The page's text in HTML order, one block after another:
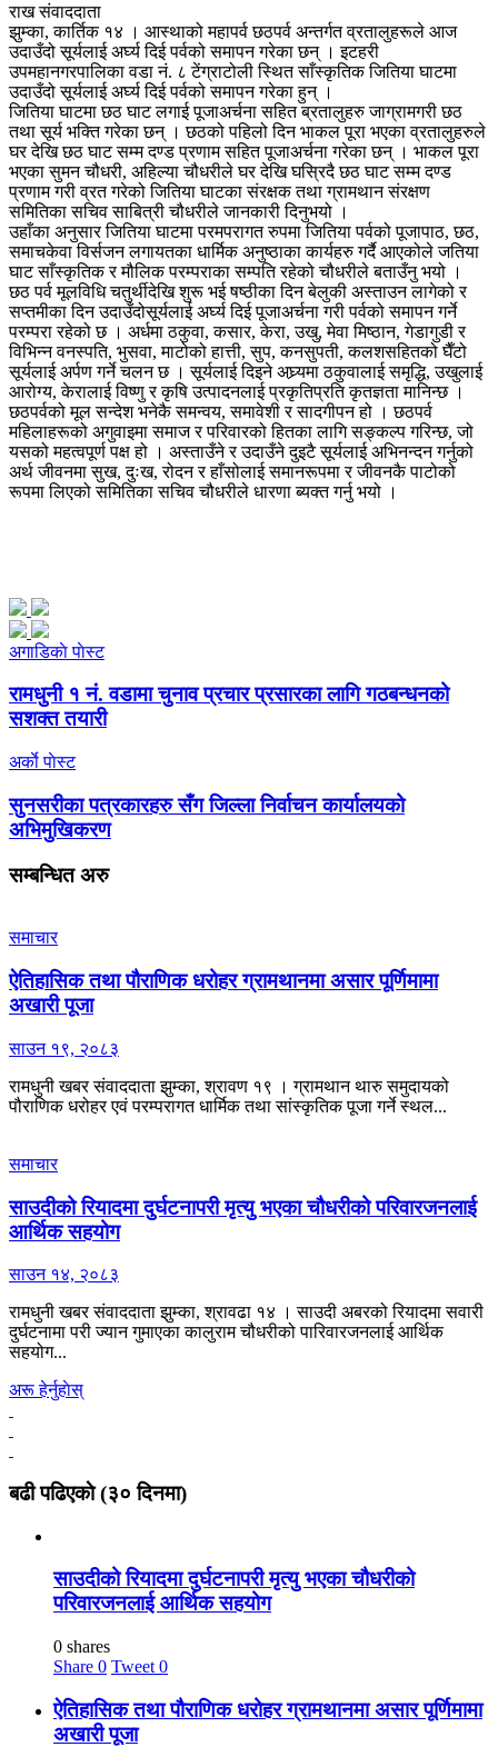
राख संवाददाता
झुम्का, कार्तिक १४ । आस्थाको महापर्व छठपर्व अन्तर्गत व्रतालुहरूले आज
उदाउँदो सूर्यलाई अर्घ्य दिई पर्वको समापन गरेका छन् । इटहरी
उपमहानगरपालिका वडा नं. ८ टेंग्राटोली स्थित साँस्कृतिक जितिया घाटमा
उदाउँदो सूर्यलाई अर्घ्य दिई पर्वको समापन गरेका हुन् ।
जितिया घाटमा छठ घाट लगाई पूजाअर्चना सहित ब्रतालुहरु जाग्रामगरी छठ
तथा सूर्य भक्ति गरेका छन् । छठको पहिलो दिन भाकल पूरा भएका व्रतालुहरुले
घर देखि छठ घाट सम्म दण्ड प्रणाम सहित पूजाअर्चना गरेका छन् । भाकल पूरा
भएका सुमन चौधरी, अहिल्या चौधरीले घर देखि घस्रिदै छठ घाट सम्म दण्ड
प्रणाम गरी व्रत गरेको जितिया घाटका संरक्षक तथा ग्रामथान संरक्षण
समितिका सचिव साबित्री चौधरीले जानकारी दिनुभयो ।
उहाँका अनुसार जितिया घाटमा परमपरागत रुपमा जितिया पर्वको पूजापाठ, छठ,
समाचकेवा विर्सजन लगायतका धार्मिक अनुष्ठाका कार्यहरु गर्दै आएकोले जतिया
घाट साँस्कृतिक र मौलिक परम्पराका सम्पति रहेको चौधरीले बताउँनु भयो ।
छठ पर्व मूलविधि चतुर्थीदेखि शुरू भई षष्ठीका दिन बेलुकी अस्ताउन लागेको र
सप्तमीका दिन उदाउँदोसूर्यलाई अर्घ्य दिई पूजाअर्चना गरी पर्वको समापन गर्ने
परम्परा रहेको छ । अर्धमा ठकुवा, कसार, केरा, उखु, मेवा मिष्ठान, गेडागुडी र
विभिन्न वनस्पति, भुसवा, माटोको हात्ती, सुप, कनसुपती, कलशसहितको घैँटो
सूर्यलाई अर्पण गर्ने चलन छ । सूर्यलाई दिइने अघ्र्यमा ठकुवालाई समृद्धि, उखुलाई
आरोग्य, केरालाई विष्णु र कृषि उत्पादनलाई प्रकृतिप्रति कृतज्ञता मानिन्छ ।
छठपर्वको मूल सन्देश भनेकै समन्वय, समावेशी र सादगीपन हो । छठपर्व
महिलाहरूको अगुवाइमा समाज र परिवारको हितका लागि सङ्कल्प गरिन्छ, जो
यसको महत्वपूर्ण पक्ष हो । अस्ताउँने र उदाउँने दुइटै सूर्यलाई अभिनन्दन गर्नुको
अर्थ जीवनमा सुख, दुःख, रोदन र हाँसोलाई समानरूपमा र जीवनकै पाटोको
रूपमा लिएको समितिका सचिव चौधरीले धारणा ब्यक्त गर्नु भयो ।
अगाडिकाे पाेस्ट
रामधुनी १ नं. वडामा चुनाव प्रचार प्रसारका लागि गठबन्धनको
सशक्त तयारी
अर्काे पाेस्ट
सुनसरीका पत्रकारहरु सँग जिल्ला निर्वाचन कार्यालयको
अभिमुखिकरण
सम्बन्धितअरु
समाचार
ऐतिहासिक तथा पौराणिक धरोहर ग्रामथानमा असार पूर्णिमामा
अखारी पूजा
साउन १९, २०८३
रामधुनी खबर संवाददाता झुम्का, श्रावण १९ । ग्रामथान थारु समुदायको
पौराणिक धरोहर एवं परम्परागत धार्मिक तथा सांस्कृतिक पूजा गर्ने स्थल...
समाचार
साउदीको रियादमा दुर्घटनापरी मृत्यु भएका चौधरीको परिवारजनलाई
आर्थिक सहयोग
साउन १४, २०८३
रामधुनी खबर संवाददाता झुम्का, श्रावढा १४ । साउदी अबरको रियादमा सवारी
दुर्घटनामा परी ज्यान गुमाएका कालुराम चौधरीको पारिवारजनलाई आर्थिक
सहयोग...
अरू हेर्नुहाेस्
बढी पढिएकाे (३० दिनमा)
साउदीको रियादमा दुर्घटनापरी मृत्यु भएका चौधरीको
परिवारजनलाई आर्थिक सहयोग
0 shares
Share 0 Tweet 0
ऐतिहासिक तथा पौराणिक धरोहर ग्रामथानमा असार पूर्णिमामा
अखारी पूजा